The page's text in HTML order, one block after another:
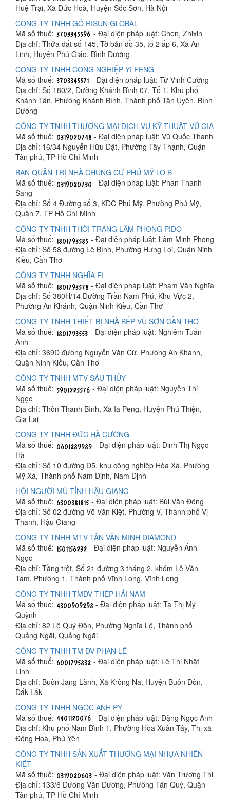
Huệ Trại, Xã Đức Hoà, Huyện Sóc Sơn, Hà Nội
CÔNG TY TNHH GỖ RISUN GLOBAL
Mã số thuế:
- Đại diện pháp luật: Chen, Zhixin
Địa chỉ: Thửa đất số 145, Tờ bản đồ 35, tổ 2 ấp 6, Xã An
Linh, Huyện Phú Giáo, Bình Dương
CÔNG TY TNHH CÔNG NGHIỆP YI FENG
Mã số thuế:
- Đại diện pháp luật: Từ Vinh Cường
Địa chỉ: Số 180/2, Đường Khánh Bình 07, Tổ 1, Khu phố
Khánh Tân, Phường Khánh Bình, Thành phố Tân Uyên, Bình
Dương
CÔNG TY TNHH THƯƠNG MẠI DỊCH VỤ KỸ THUẬT VŨ GIA
Mã số thuế:
- Đại diện pháp luật: Vũ Quốc Thanh
Địa chỉ: 16/34 Nguyễn Hữu Dật, Phường Tây Thạnh, Quận
Tân phú, TP Hồ Chí Minh
BAN QUẢN TRỊ NHÀ CHUNG CƯ PHÚ MỸ LÔ B
Mã số thuế:
- Đại diện pháp luật: Phan Thanh
Sang
Địa chỉ: Số 4 Đường số 3, KDC Phú Mỹ, Phường Phú Mỹ,
Quận 7, TP Hồ Chí Minh
CÔNG TY TNHH THỜI TRANG LÂM PHONG PIDO
Mã số thuế:
- Đại diện pháp luật: Lâm Minh Phong
Địa chỉ: Số 58 đường Lê Bình, Phường Hưng Lợi, Quận Ninh
Kiều, Cần Thơ
CÔNG TY TNHH NGHĨA FI
Mã số thuế:
- Đại diện pháp luật: Phạm Văn Nghĩa
Địa chỉ: Số 380H/14 Đường Trần Nam Phú, Khu Vực 2,
Phường An Khánh, Quận Ninh Kiều, Cần Thơ
CÔNG TY TNHH THIẾT BỊ NHÀ BẾP VŨ SƠN CẦN THƠ
Mã số thuế:
- Đại diện pháp luật: Nghiêm Tuấn
Anh
Địa chỉ: 369D đường Nguyễn Văn Cừ, Phường An Khánh,
Quận Ninh Kiều, Cần Thơ
CÔNG TY TNHH MTV SÁU THỦY
Mã số thuế:
- Đại diện pháp luật: Nguyễn Thị
Ngọc
Địa chỉ: Thôn Thanh Bình, Xã Ia Peng, Huyện Phú Thiện,
Gia Lai
CÔNG TY TNHH ĐỨC HÀ CƯỜNG
Mã số thuế:
- Đại diện pháp luật: Đinh Thị Ngọc
Hà
Địa chỉ: Số 10 đường D5, khu công nghiệp Hòa Xá, Phường
Mỹ Xá, Thành phố Nam Định, Nam Định
HỘI NGƯỜI MÙ TỈNH HẬU GIANG
Mã số thuế:
- Đại diện pháp luật: Bùi Văn Đông
Địa chỉ: Số 02 đường Võ Văn Kiệt, Phường V, Thành phố Vị
Thanh, Hậu Giang
CÔNG TY TNHH MTV TÂN VĂN MINH DIAMOND
Mã số thuế:
- Đại diện pháp luật: Nguyễn Ánh
Ngọc
Địa chỉ: Tầng trệt, Số 21 đường 3 tháng 2, khóm Lê Văn
Tám, Phường 1, Thành phố Vĩnh Long, Vĩnh Long
CÔNG TY TNHH TMDV THÉP HẢI NAM
Mã số thuế:
- Đại diện pháp luật: Tạ Thị Mỹ
Quỳnh
Địa chỉ: 82 Lê Quý Đôn, Phường Nghĩa Lộ, Thành phố
Quảng Ngãi, Quảng Ngãi
CÔNG TY TNHH TM DV PHAN LÊ
Mã số thuế:
- Đại diện pháp luật: Lê Thị Nhật
Linh
Địa chỉ: Buôn Jang Lành, Xã Krông Na, Huyện Buôn Đôn,
Đắk Lắk
CÔNG TY TNHH NGỌC ANH PY
Mã số thuế:
- Đại diện pháp luật: Đặng Ngọc Anh
Địa chỉ: Khu phố Nam Bình 1, Phường Hòa Xuân Tây, Thị xã
Đông Hoà, Phú Yên
CÔNG TY TNHH SẢN XUẤT THƯƠNG MẠI NHỰA NHIÊN
KIỆT
Mã số thuế:
- Đại diện pháp luật: Văn Trường Thi
Địa chỉ: 133/6 Dương Văn Dương, Phường Tân Quý, Quận
Tân phú, TP Hồ Chí Minh